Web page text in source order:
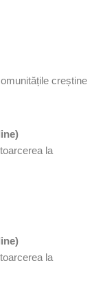
creștine
la
la